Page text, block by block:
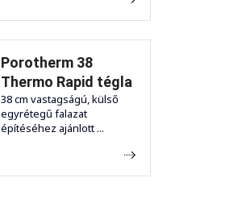
Porotherm 38
Thermo Rapid tégla
38 cm vastagságú, külső
egyrétegű falazat
építéséhez ajánlott ...